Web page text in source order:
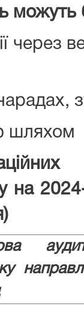
можуть
через
шляхом
на 20